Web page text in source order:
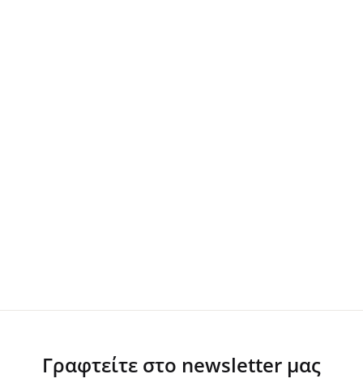
Γραφτείτε στο newsletter μας